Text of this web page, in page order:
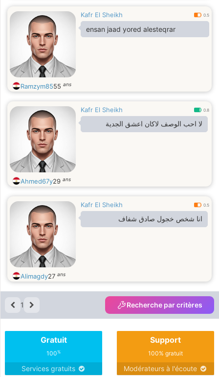
Kafr El Sheikh 0.5
ensan jaad yored alesteqrar
Ramzym8555 ans
Kafr El Sheikh 0.8
لا احب الوصف لاكان اعشق الجدية
Ahmed67y29 ans
Kafr El Sheikh 0.5
انا شخص خجول صادق شفاف
Alimagdy27 ans
1 Recherche par critères
Gratuit
100%
Services gratuits
Support
100% gratuit
Modérateurs à l'écoute